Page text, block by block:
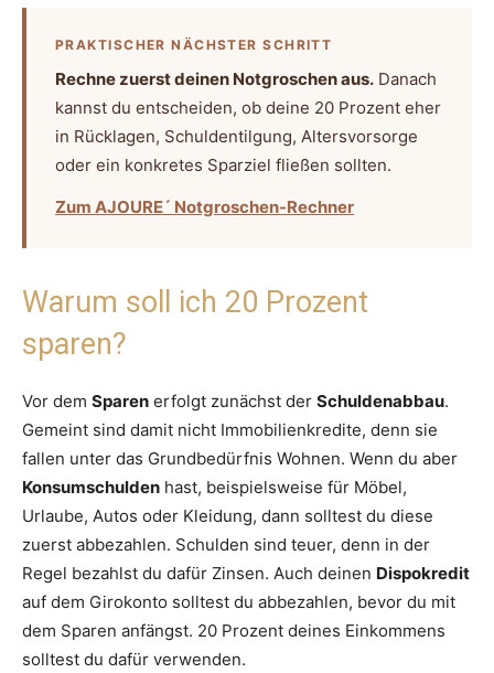
PRAKTISCHER NÄCHSTER SCHRITT
Rechne zuerst deinen Notgroschen aus. Danach
kannst du entscheiden, ob deine 20 Prozent eher
in Rücklagen, Schuldentilgung, Altersvorsorge
oder ein konkretes Sparziel fließen sollten.
Zum AJOURE´ Notgroschen-Rechner
Warum soll ich 20 Prozent
sparen?
Vor dem Sparen erfolgt zunächst der Schuldenabbau.
Gemeint sind damit nicht Immobilienkredite, denn sie
fallen unter das Grundbedürfnis Wohnen. Wenn du aber
Konsumschulden hast, beispielsweise für Möbel,
Urlaube, Autos oder Kleidung, dann solltest du diese
zuerst abbezahlen. Schulden sind teuer, denn in der
Regel bezahlst du dafür Zinsen. Auch deinen Dispokredit
auf dem Girokonto solltest du abbezahlen, bevor du mit
dem Sparen anfängst. 20 Prozent deines Einkommens
solltest du dafür verwenden.